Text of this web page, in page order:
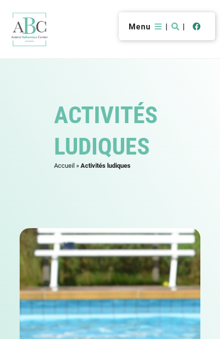
Menu | |
ACTIVITÉS
LUDIQUES
Accueil »Activités ludiques